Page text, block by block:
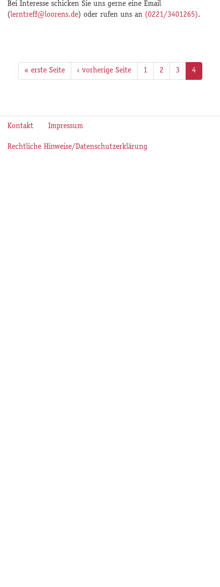
Bei Interesse schicken Sie uns gerne eine Email
(lerntreff@loorens.de) oder rufen uns an (0221/3401265).
« erste Seite ‹ vorherige Seite 1 2 3 4
Kontakt Impressum
Rechtliche Hinweise/Datenschutzerklärung